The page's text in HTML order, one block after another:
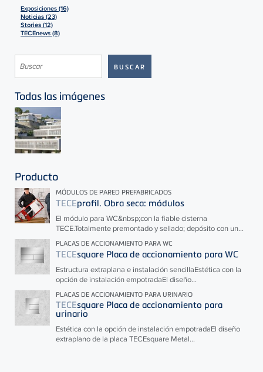
Exposiciones (16)
Noticias (23)
Stories (12)
TECEnews (8)
Todas las imágenes
Producto
MÓDULOS DE PARED PREFABRICADOS
TECEprofil. Obra seca: módulos
El módulo para WC&nbsp;con la fiable cisterna
TECE.Totalmente premontado y sellado; depósito con un...
PLACAS DE ACCIONAMIENTO PARA WC
TECEsquare Placa de accionamiento para WC
Estructura extraplana e instalación sencillaEstética con la
opción de instalación empotradaEl diseño...
PLACAS DE ACCIONAMIENTO PARA URINARIO
TECEsquare Placa de accionamiento para
urinario
Estética con la opción de instalación empotradaEl diseño
extraplano de la placa TECEsquare Metal...